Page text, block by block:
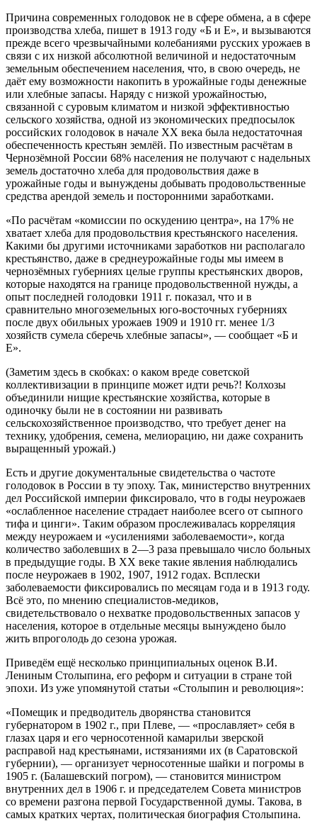
Причина современных голодовок не в сфере обмена, а в сфере
производства хлеба, пишет в 1913 году «Б и Е», и вызываются
прежде всего чрезвычайными колебаниями русских урожаев в
связи с их низкой абсолютной величиной и недостаточным
земельным обеспечением населения, что, в свою очередь, не
даёт ему возможности накопить в урожайные годы денежные
или хлебные запасы. Наряду с низкой урожайностью,
связанной с суровым климатом и низкой эффективностью
сельского хозяйства, одной из экономических предпосылок
российских голодовок в начале XX века была недостаточная
обеспеченность крестьян землёй. По известным расчётам в
Чернозёмной России 68% населения не получают с надельных
земель достаточно хлеба для продовольствия даже в
урожайные годы и вынуждены добывать продовольственные
средства арендой земель и посторонними заработками.
«По расчётам «комиссии по оскудению центра», на 17% не
хватает хлеба для продовольствия крестьянского населения.
Какими бы другими источниками заработков ни располагало
крестьянство, даже в среднеурожайные годы мы имеем в
чернозёмных губерниях целые группы крестьянских дворов,
которые находятся на границе продовольственной нужды, а
опыт последней голодовки 1911 г. показал, что и в
сравнительно многоземельных юго-восточных губерниях
после двух обильных урожаев 1909 и 1910 гг. менее 1/3
хозяйств сумела сберечь хлебные запасы», — сообщает «Б и
Е».
(Заметим здесь в скобках: о каком вреде советской
коллективизации в принципе может идти речь?! Колхозы
объединили нищие крестьянские хозяйства, которые в
одиночку были не в состоянии ни развивать
сельскохозяйственное производство, что требует денег на
технику, удобрения, семена, мелиорацию, ни даже сохранить
выращенный урожай.)
Есть и другие документальные свидетельства о частоте
голодовок в России в ту эпоху. Так, министерство внутренних
дел Российской империи фиксировало, что в годы неурожаев
«ослабленное население страдает наиболее всего от сыпного
тифа и цинги». Таким образом прослеживалась корреляция
между неурожаем и «усилениями заболеваемости», когда
количество заболевших в 2—3 раза превышало число больных
в предыдущие годы. В XX веке такие явления наблюдались
после неурожаев в 1902, 1907, 1912 годах. Всплески
заболеваемости фиксировались по месяцам года и в 1913 году.
Всё это, по мнению специалистов-медиков,
свидетельствовало о нехватке продовольственных запасов у
населения, которое в отдельные месяцы вынуждено было
жить впроголодь до сезона урожая.
Приведём ещё несколько принципиальных оценок В.И.
Лениным Столыпина, его реформ и ситуации в стране той
эпохи. Из уже упомянутой статьи «Столыпин и революция»:
«Помещик и предводитель дворянства становится
губернатором в 1902 г., при Плеве, — «прославляет» себя в
глазах царя и его черносотенной камарильи зверской
расправой над крестьянами, истязаниями их (в Саратовской
губернии), — организует черносотенные шайки и погромы в
1905 г. (Балашевский погром), — становится министром
внутренних дел в 1906 г. и председателем Совета министров
со времени разгона первой Государственной думы. Такова, в
самых кратких чертах, политическая биография Столыпина.